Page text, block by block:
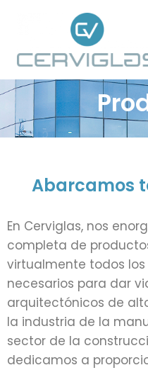
Abarcamos
En Cerviglas, nos
completa de
virtualmente todos
necesarios para dar
arquitectónicos de
la industria de la
sector de la
dedicamos a